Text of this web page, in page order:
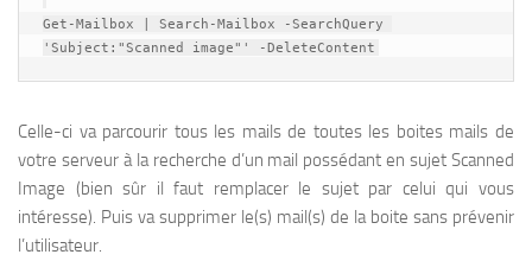
Get-Mailbox | Search-Mailbox -SearchQuery
'Subject:"Scanned image"' -DeleteContent
Celle-ci va parcourir tous les mails de toutes les boites mails de
votre serveur à la recherche d’un mail possédant en sujet Scanned
Image (bien sûr il faut remplacer le sujet par celui qui vous
intéresse). Puis va supprimer le(s) mail(s) de la boite sans prévenir
l’utilisateur.